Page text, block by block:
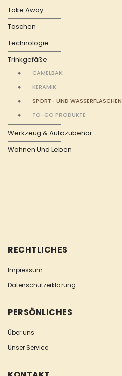
Take Away
Taschen
Technologie
Trinkgefäße
CAMELBAK
KERAMIK
SPORT- UND WASSERFLASCHEN
TO-GO PRODUKTE
Werkzeug & Autozubehör
Wohnen Und Leben
RECHTLICHES
Impressum
Datenschutzerklärung
PERSÖNLICHES
Über uns
Unser Service